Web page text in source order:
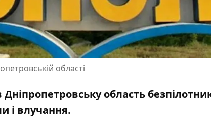
області
область
і влучання.